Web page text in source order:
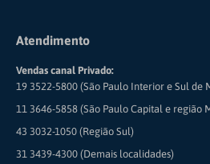
Atendimento
Vendas canal Privado:
19 3522-5800 (São Paulo Interior e Sul de
11 3646-5858 (São Paulo Capital e região
43 3032-1050 (Região Sul)
31 3439-4300 (Demais localidades)